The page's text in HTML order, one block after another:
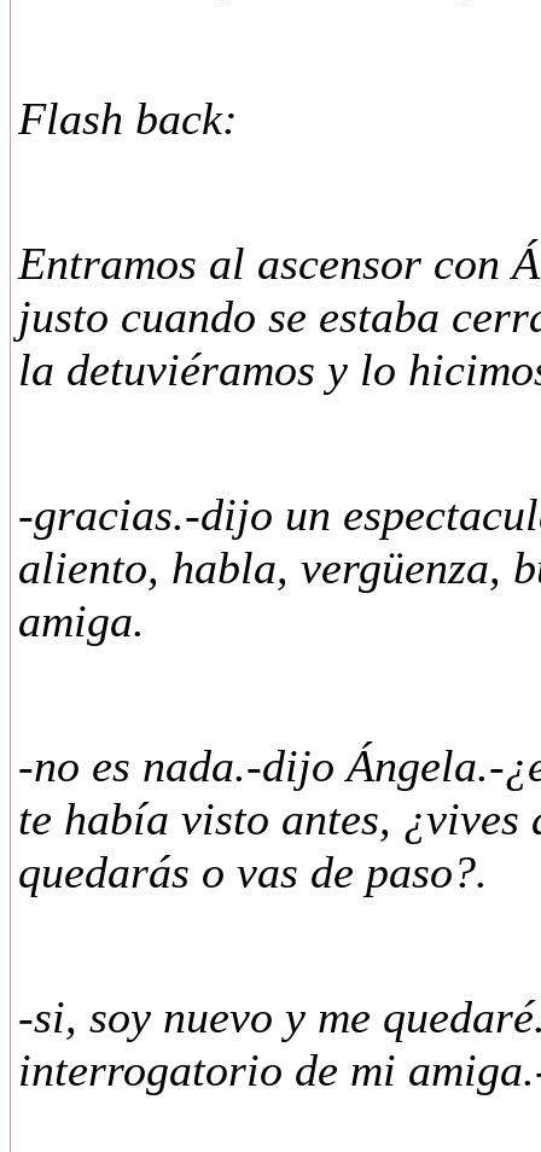
Flash back:
Entramos al ascensor con
justo cuando se estaba
la detuviéramos y lo
-gracias.-dijo un
aliento, habla, vergüenza,
amiga.
-no es nada.-dijo Ángela.-
te había visto antes, ¿vives
quedarás o vas de paso?.
-si, soy nuevo y me
interrogatorio de mi